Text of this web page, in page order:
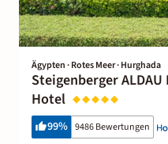
Ägypten · Rotes Meer · Hurghada
Steigenberger ALDAU
Hotel
99% 9486 Bewertungen